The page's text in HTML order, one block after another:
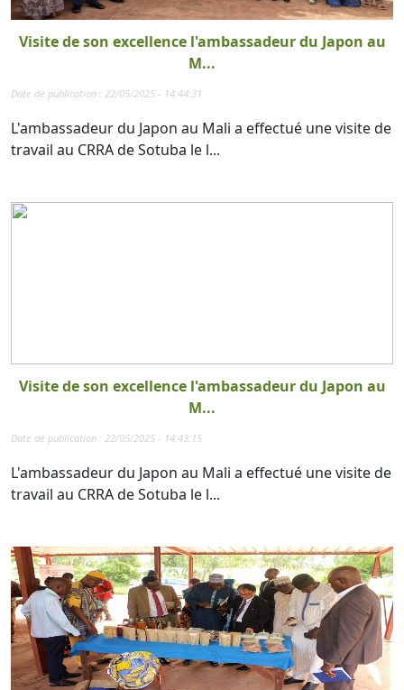
Visite de son excellence l'ambassadeur du Japon au
M...
Date de publication : 22/05/2025 - 14:44:31
L'ambassadeur du Japon au Mali a effectué une visite de
travail au CRRA de Sotuba le l...
Visite de son excellence l'ambassadeur du Japon au
M...
Date de publication : 22/05/2025 - 14:43:15
L'ambassadeur du Japon au Mali a effectué une visite de
travail au CRRA de Sotuba le l...